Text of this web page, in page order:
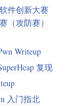
件创新大赛
攻防赛）
Writeup
复现
入门指北